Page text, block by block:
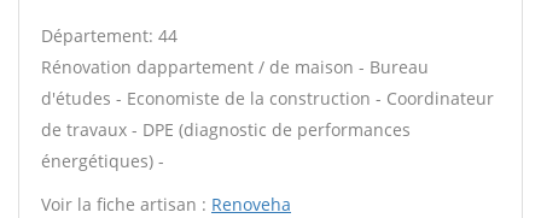
Département: 44
Rénovation dappartement / de maison - Bureau
d'études - Economiste de la construction - Coordinateur
de travaux - DPE (diagnostic de performances
énergétiques) -
Voir la fiche artisan : Renoveha